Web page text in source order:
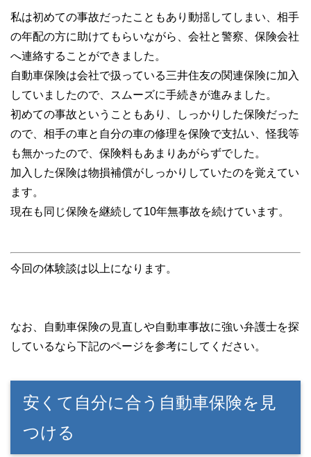
私は初めての事故だったこともあり動揺してしまい、相手
の年配の方に助けてもらいながら、会社と警察、保険会社
へ連絡することができました。
自動車保険は会社で扱っている三井住友の関連保険に加入
していましたので、スムーズに手続きが進みました。
初めての事故ということもあり、しっかりした保険だった
ので、相手の車と自分の車の修理を保険で支払い、怪我等
も無かったので、保険料もあまりあがらずでした。
加入した保険は物損補償がしっかりしていたのを覚えてい
ます。
現在も同じ保険を継続して10年無事故を続けています。
今回の体験談は以上になります。
なお、自動車保険の見直しや自動車事故に強い弁護士を探
しているなら下記のページを参考にしてください。
安くて自分に合う自動車保険を見
つける